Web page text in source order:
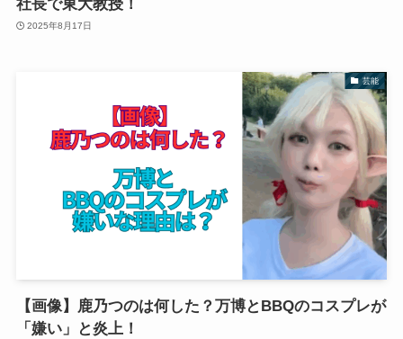
社長で東大教授！
2025年8月17日
芸能
【画像】鹿乃つのは何した？万博とBBQのコスプレが
「嫌い」と炎上！